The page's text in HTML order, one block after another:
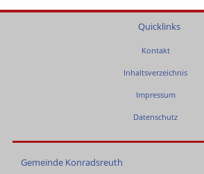
Quicklinks
Kontakt
Inhaltsverzeichnis
Impressum
Datenschutz
Gemeinde Konradsreuth